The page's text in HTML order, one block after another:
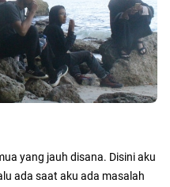
yang jauh disana. Disini aku
ada saat aku ada masalah